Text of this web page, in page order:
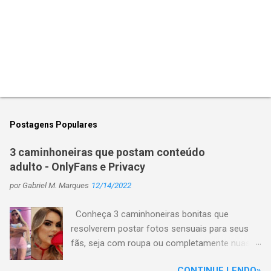
Postagens Populares
3 caminhoneiras que postam conteúdo
adulto - OnlyFans e Privacy
porGabriel M. Marques 12/14/2022
Conheça 3 caminhoneiras bonitas que
resolverem postar fotos sensuais para seus
fãs, seja com roupa ou completamente nuas